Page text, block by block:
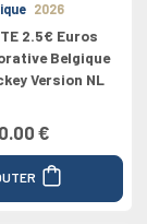
2026
2.5€ Euros
Belgique
Version NL
€